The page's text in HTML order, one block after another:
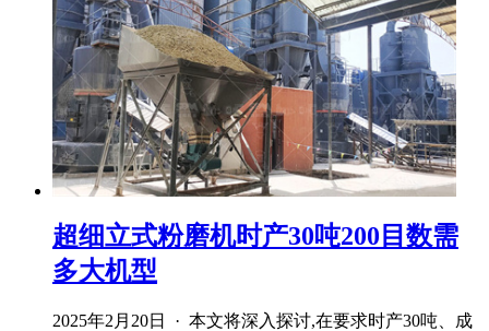
超细立式粉磨机时产30吨200目数需
多大机型
2025年2月20日 · 本文将深入探讨,在要求时产30吨、成